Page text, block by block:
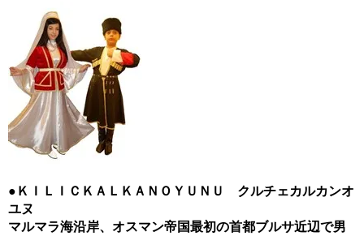
●ＫＩＬＩＣＫＡＬＫＡＮＯＹＵＮＵ クルチェカルカンオ
ユヌ
マルマラ海沿岸、オスマン帝国最初の首都ブルサ近辺で男